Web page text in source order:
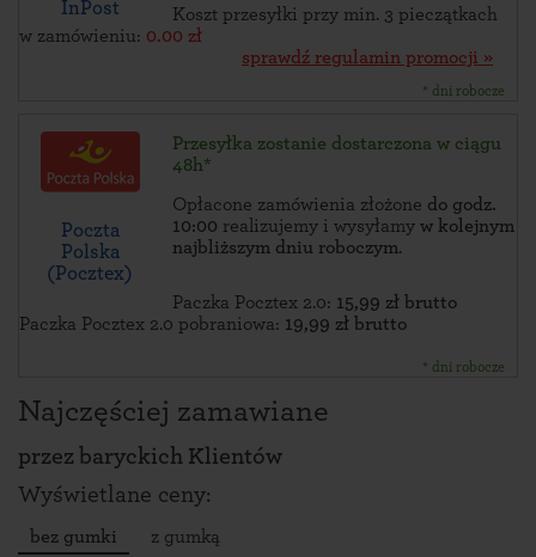
InPost
Koszt przesyłki przy min. 3 pieczątkach
w zamówieniu: 0.00 zł
sprawdź regulamin promocji »
* dni robocze
Poczta
Polska
(Pocztex)
Przesyłka zostanie dostarczona w ciągu
48h*
Opłacone zamówienia złożone do godz.
10:00 realizujemy i wysyłamy w kolejnym
najbliższym dniu roboczym.
Paczka Pocztex 2.0: 15,99 zł brutto
Paczka Pocztex 2.0 pobraniowa: 19,99 zł brutto
* dni robocze
Najczęściej zamawiane
przez baryckich Klientów
Wyświetlane ceny:
bez gumki z gumką